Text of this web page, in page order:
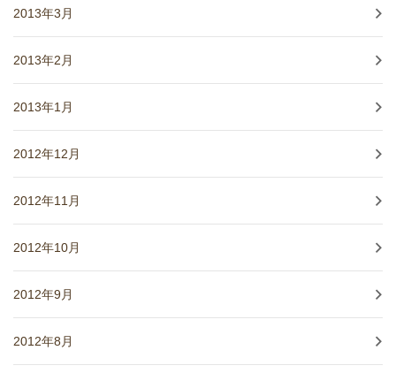
2013年3月
2013年2月
2013年1月
2012年12月
2012年11月
2012年10月
2012年9月
2012年8月